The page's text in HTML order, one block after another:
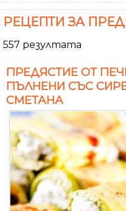
РЕЦЕПТИ ЗА
557 резултата
ПРЕДЯСТИЕ ОТ
ПЪЛНЕНИ СЪС
СМЕТАНА